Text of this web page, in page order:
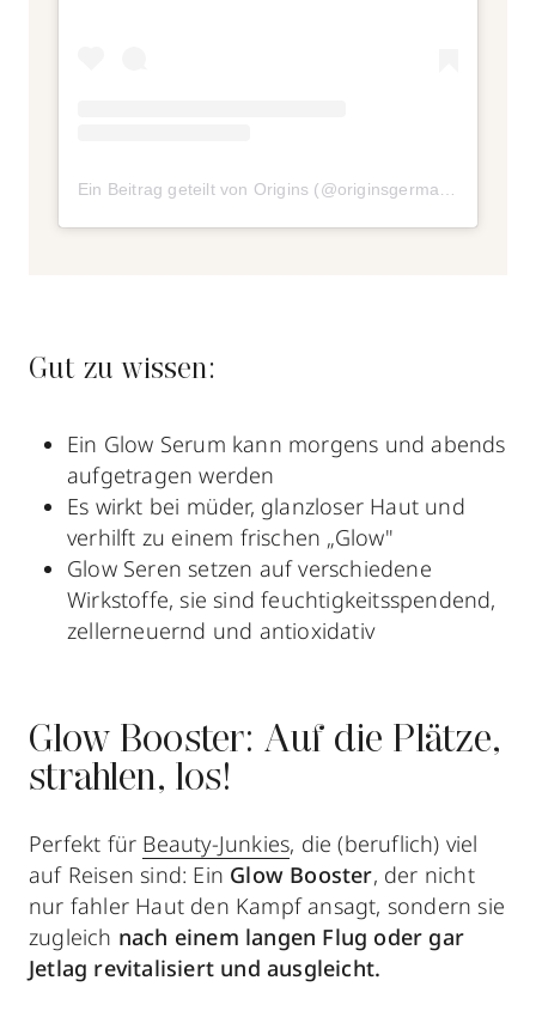
Gut zu wissen:
Ein Glow Serum kann morgens und abends
aufgetragen werden
Es wirkt bei müder, glanzloser Haut und
verhilft zu einem frischen „Glow"
Glow Seren setzen auf verschiedene
Wirkstoffe, sie sind feuchtigkeitsspendend,
zellerneuernd und antioxidativ
Glow Booster: Auf die Plätze,
strahlen, los!
Perfekt für Beauty-Junkies, die (beruflich) viel
auf Reisen sind: Ein Glow Booster, der nicht
nur fahler Haut den Kampf ansagt, sondern sie
zugleich nach einem langen Flug oder gar
Jetlag revitalisiert und ausgleicht.